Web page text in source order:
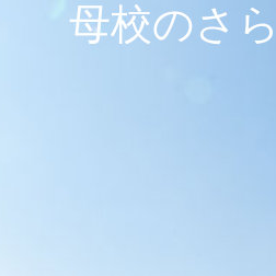
母校のさ